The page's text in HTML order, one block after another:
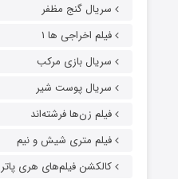
سریال گنج مظفر
فیلم اخراجی ها ۱
سریال بازی مرکب
سریال پوست شیر
فیلم زن‌ها فرشته‌اند
فیلم متری شیش و نیم
کالکشن فیلم‌های هری پاتر